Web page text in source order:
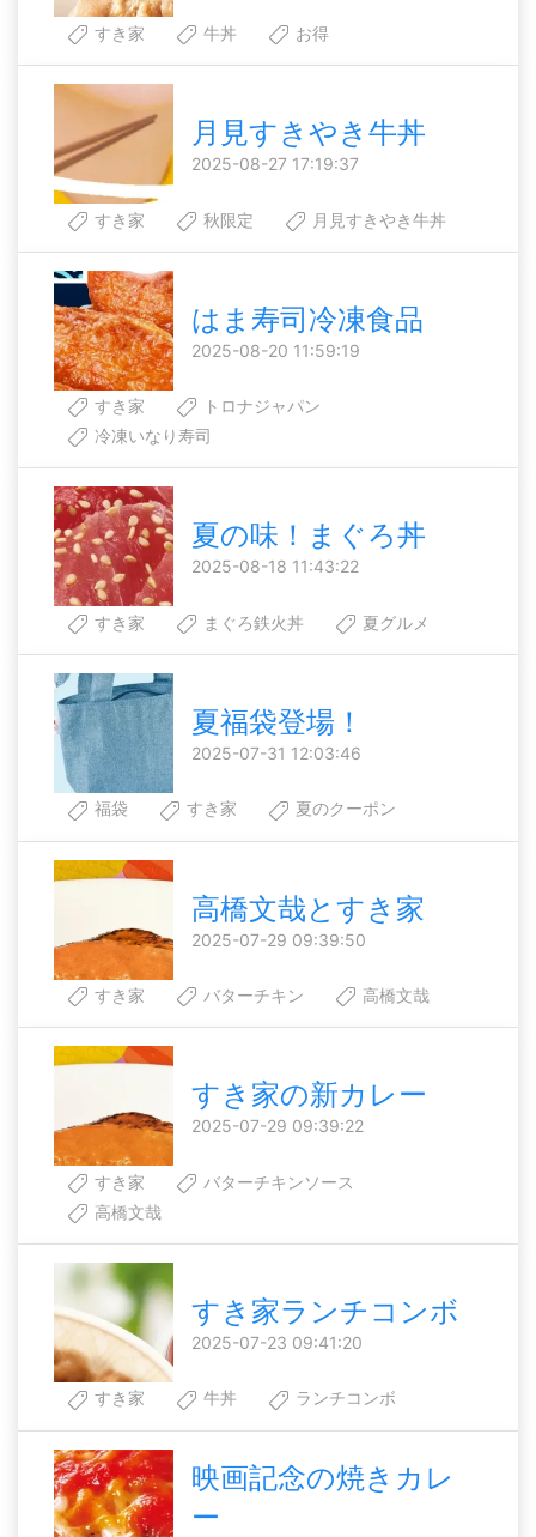
すき家 牛丼 お得
月見すきやき牛丼
2025-08-27 17:19:37
すき家 秋限定 月見すきやき牛丼
はま寿司冷凍食品
2025-08-20 11:59:19
すき家
トロナジャパン
冷凍いなり寿司
夏の味！まぐろ丼
2025-08-18 11:43:22
すき家 まぐろ鉄火丼 夏グルメ
夏福袋登場！
2025-07-31 12:03:46
福袋 すき家 夏のクーポン
高橋文哉とすき家
2025-07-29 09:39:50
すき家 バターチキン 高橋文哉
すき家の新カレー
2025-07-29 09:39:22
すき家
バターチキンソース
高橋文哉
すき家ランチコンボ
2025-07-23 09:41:20
すき家 牛丼 ランチコンボ
映画記念の焼きカレ
ー